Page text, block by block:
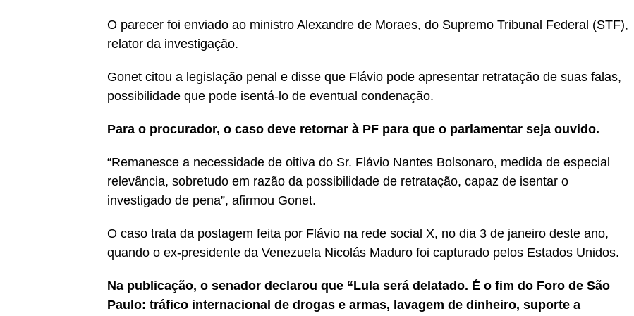
O parecer foi enviado ao ministro Alexandre de Moraes, do Supremo Tribunal Federal (STF),
relator da investigação.
Gonet citou a legislação penal e disse que Flávio pode apresentar retratação de suas falas,
possibilidade que pode isentá-lo de eventual condenação.
Para o procurador, o caso deve retornar à PF para que o parlamentar seja ouvido.
“Remanesce a necessidade de oitiva do Sr. Flávio Nantes Bolsonaro, medida de especial
relevância, sobretudo em razão da possibilidade de retratação, capaz de isentar o
investigado de pena”, afirmou Gonet.
O caso trata da postagem feita por Flávio na rede social X, no dia 3 de janeiro deste ano,
quando o ex-presidente da Venezuela Nicolás Maduro foi capturado pelos Estados Unidos.
Na publicação, o senador declarou que “Lula será delatado. É o fim do Foro de São
Paulo: tráfico internacional de drogas e armas, lavagem de dinheiro, suporte a